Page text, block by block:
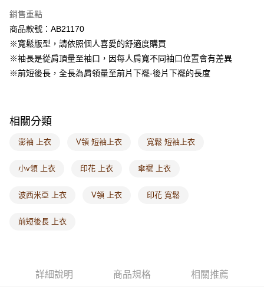
付款後7-11取貨
每筆NT$60，滿NT$1,000(含以上)免運費
宅配
每筆NT$120，滿NT$1,000(含以上)免運費
海外配送-歐美地區
銷售重點
商品款號：AB21170
※寬鬆版型，請依照個人喜愛的舒適度購買
※袖長是從肩頂量至袖口，因每人肩寬不同袖口位置會有差異
※前短後長，全長為肩領量至前片下襬-後片下襬的長度
相關分類
澎袖 上衣 V領 短袖上衣 寬鬆 短袖上衣
小v領 上衣 印花 上衣 傘襬 上衣
波西米亞 上衣 V領 上衣 印花 寬鬆
前短後長 上衣
詳細說明 商品規格 相關推薦